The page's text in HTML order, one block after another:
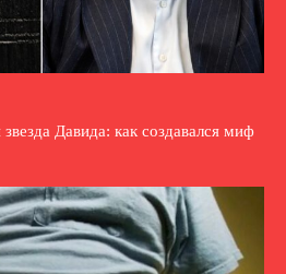
Давида: как создавался миф